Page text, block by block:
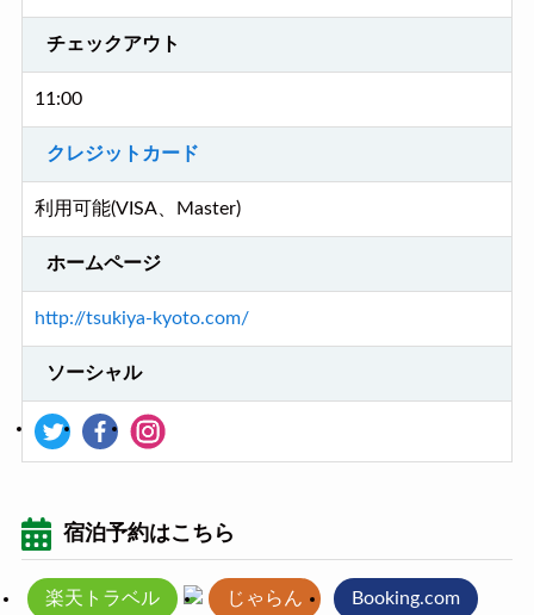
チェックアウト
11:00
クレジットカード
利用可能(VISA、Master)
ホームページ
http://tsukiya-kyoto.com/
ソーシャル
宿泊予約はこちら
楽天トラベル じゃらん Booking.com